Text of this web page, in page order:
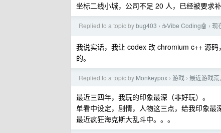
坐标二线小城，公司不足 20 人，已经被要求
Replied to a topic bybug403 › ☕Vibe Coding🤖 › 现
我说实话，我让 codex 改 chromium c++ 源
的。
Replied to a topic by Monkeypox › 游戏 › 最近游戏
最近三四年，我玩的印象最深（非好玩）。
单看中设定，剧情，人物这三点，给我印象最
最近疯狂海克斯大乱斗中。。。